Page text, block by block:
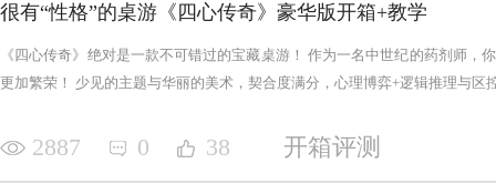
很有“性格”的桌游《四心传奇》豪华版开箱+教学
《四心传奇》绝对是一款不可错过的宝藏桌游！ 作为一名中世纪的药剂师，
更加繁荣！ 少见的主题与华丽的美术，契合度满分，心理博弈+逻辑推理与区
2887 0 38 开箱评测